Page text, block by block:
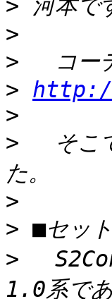
>
>
>
> http://
>
> そこで
>
>
>